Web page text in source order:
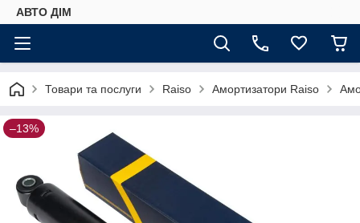
АВТО ДIМ
Товари та послуги Raiso Амортизатори Raiso
–13%